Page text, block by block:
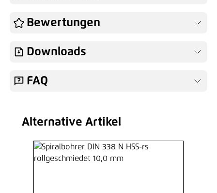
Bewertungen
Downloads
FAQ
Produktgalerie überspringen
Alternative Artikel